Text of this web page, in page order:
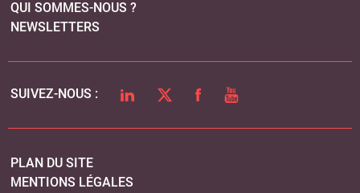
QUI SOMMES-NOUS ?
NEWSLETTERS
SUIVEZ-NOUS : LINKEDINTWITTERFACEBOOK
YOUTUBE
PLAN DU SITE
MENTIONS LÉGALES